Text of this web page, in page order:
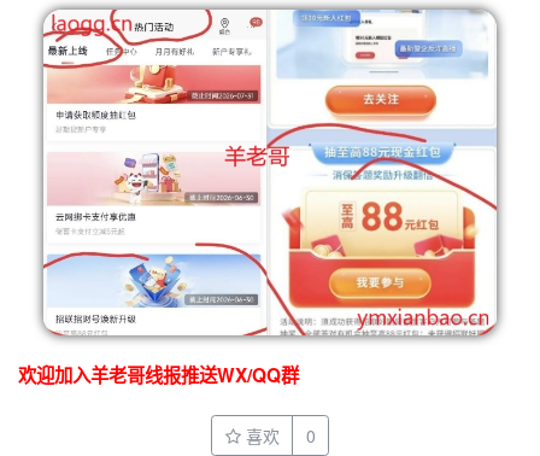
欢迎加入羊老哥线报推送WX/QQ群
喜欢 0